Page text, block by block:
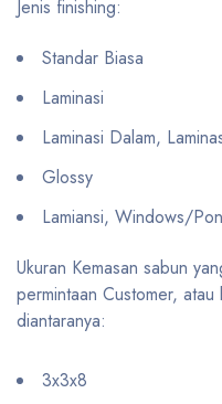
Jenis finishing:
Standar Biasa
Laminasi
Laminasi Dalam,
Glossy
Lamiansi, Windows/
Ukuran Kemasan sabun
permintaan Customer,
diantaranya:
3x3x8